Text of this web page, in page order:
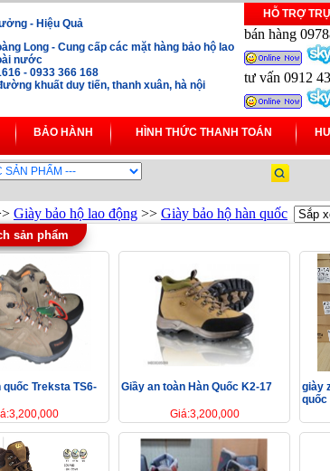
- Hiệu Quả
Long - Cung cấp các mặt hàng bảo hộ lao
nước
- 0933 366 168
khuất duy tiến, thanh xuân, hà nội
HỖ TRỢ
bán hàng
tư vấn 0912
BẢO HÀNH HÌNH THỨC THANH TOÁN
Giày bảo hộ lao động >> Giày bảo hộ hàn quốc
sản phẩm
quốc Treksta TS6-
Giầy an toàn Hàn Quốc K2-17
Giá:3,200,000
giày
quốc